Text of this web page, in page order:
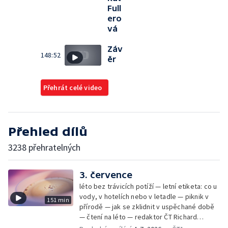
Full
ero
vá
148:52
Záv
ěr
Přehrát celé video
Přehled dílů
3238 přehratelných
151 min
3. července
léto bez trávicích potíží — letní etiketa: co u
vody, v hotelích nebo v letadle — piknik v
přírodě — jak se zklidnit v uspěchané době
— čtení na léto — redaktor ČT Richard